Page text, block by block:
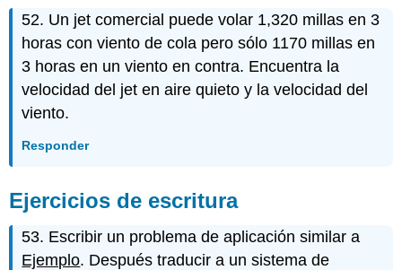
52. Un jet comercial puede volar 1,320 millas en 3
horas con viento de cola pero sólo 1170 millas en
3 horas en un viento en contra. Encuentra la
velocidad del jet en aire quieto y la velocidad del
viento.
Responder
Ejercicios de escritura
53. Escribir un problema de aplicación similar a
Ejemplo. Después traducir a un sistema de